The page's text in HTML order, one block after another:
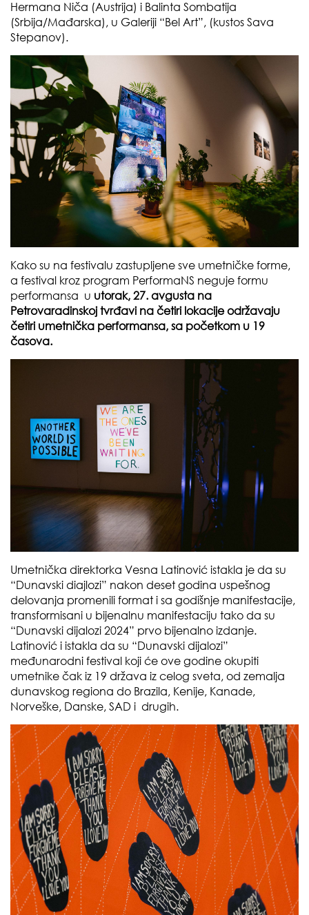
Hermana Niča (Austrija) i Balinta Sombatija
(Srbija/Mađarska), u Galeriji “Bel Art”, (kustos Sava
Stepanov).
Kako su na festivalu zastupljene sve umetničke forme,
a festival kroz program PerformaNS neguje formu
performansa u utorak, 27. avgusta na
Petrovaradinskoj tvrđavi na četiri lokacije održavaju
četiri umetnička performansa, sa početkom u 19
časova.
Umetnička direktorka Vesna Latinović istakla je da su
“Dunavski diajlozi” nakon deset godina uspešnog
delovanja promenili format i sa godišnje manifestacije,
transformisani u bijenalnu manifestaciju tako da su
“Dunavski dijalozi 2024” prvo bijenalno izdanje.
Latinović i istakla da su “Dunavski dijalozi”
međunarodni festival koji će ove godine okupiti
umetnike čak iz 19 država iz celog sveta, od zemalja
dunavskog regiona do Brazila, Kenije, Kanade,
Norveške, Danske, SAD i drugih.